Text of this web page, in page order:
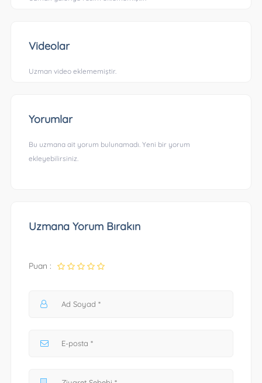
Videolar
Uzman video eklememiştir.
Yorumlar
Bu uzmana ait yorum bulunamadı. Yeni bir yorum
ekleyebilirsiniz.
Uzmana Yorum Bırakın
Puan :